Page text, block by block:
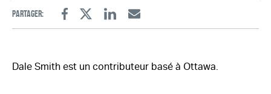
Partager:
FacebookTwitterLinkedinEmail
Dale Smith est un contributeur basé à Ottawa.